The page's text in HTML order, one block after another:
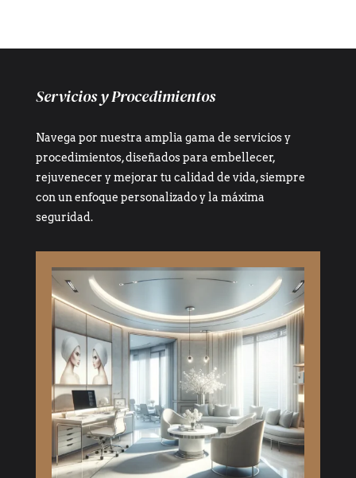
Servicios y Procedimientos
Navega por nuestra amplia gama de servicios y
procedimientos, diseñados para embellecer,
rejuvenecer y mejorar tu calidad de vida, siempre
con un enfoque personalizado y la máxima
seguridad.